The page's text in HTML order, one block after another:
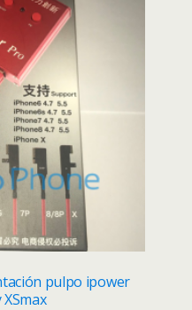
pulpo ipower